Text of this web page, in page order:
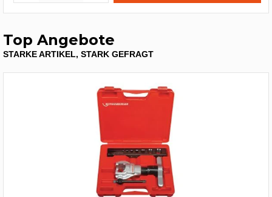
Top Angebote
STARKE ARTIKEL, STARK GEFRAGT